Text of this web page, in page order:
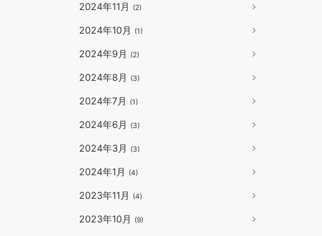
2024年11月 (2)
2024年10月 (1)
2024年9月 (2)
2024年8月 (3)
2024年7月 (1)
2024年6月 (3)
2024年3月 (3)
2024年1月 (4)
2023年11月 (4)
2023年10月 (9)